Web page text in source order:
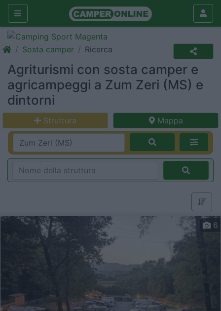
Sosta camper Ricerca
Agriturismi con sosta camper e
agricampeggi a Zum Zeri (MS) e
dintorni
Struttura Mappa
6